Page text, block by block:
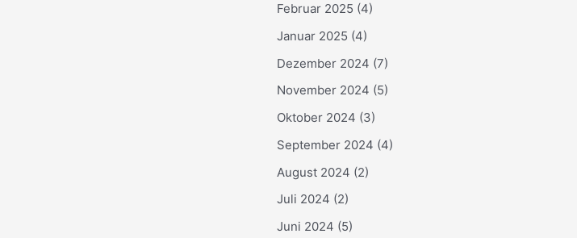
Februar 2025 (4)
Januar 2025 (4)
Dezember 2024 (7)
November 2024 (5)
Oktober 2024 (3)
September 2024 (4)
August 2024 (2)
Juli 2024 (2)
Juni 2024 (5)